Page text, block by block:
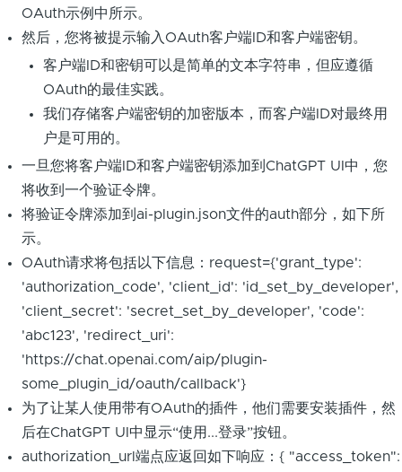
OAuth示例中所示。
然后，您将被提示输入OAuth客户端ID和客户端密钥。
客户端ID和密钥可以是简单的文本字符串，但应遵循
OAuth的最佳实践。
我们存储客户端密钥的加密版本，而客户端ID对最终用
户是可用的。
一旦您将客户端ID和客户端密钥添加到ChatGPT UI中，您
将收到一个验证令牌。
将验证令牌添加到ai-plugin.json文件的auth部分，如下所
示。
OAuth请求将包括以下信息：request={'grant_type':
'authorization_code', 'client_id': 'id_set_by_developer',
'client_secret': 'secret_set_by_developer', 'code':
'abc123', 'redirect_uri':
'https://chat.openai.com/aip/plugin-
some_plugin_id/oauth/callback'}
为了让某人使用带有OAuth的插件，他们需要安装插件，然
后在ChatGPT UI中显示“使用...登录”按钮。
authorization_url端点应返回如下响应：{ "access_token":